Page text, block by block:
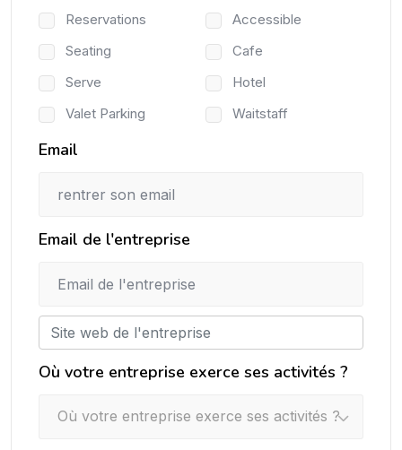
Reservations
Accessible
Seating
Cafe
Serve
Hotel
Valet Parking
Waitstaff
Email
Email de l'entreprise
Où votre entreprise exerce ses activités ?
Où votre entreprise exerce ses activités ?